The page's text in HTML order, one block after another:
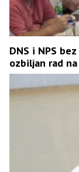
DNS i NPS
ozbiljan rad